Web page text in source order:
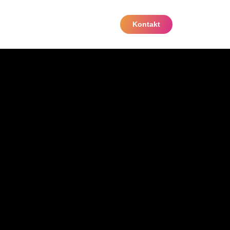
Kontakt